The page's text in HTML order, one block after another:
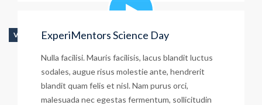
VIDEO ExperiMentors Science Day
Nulla facilisi. Mauris facilisis, lacus blandit luctus
sodales, augue risus molestie ante, hendrerit
blandit quam felis et nisl. Nam purus orci,
malesuada nec egestas fermentum, sollicitudin